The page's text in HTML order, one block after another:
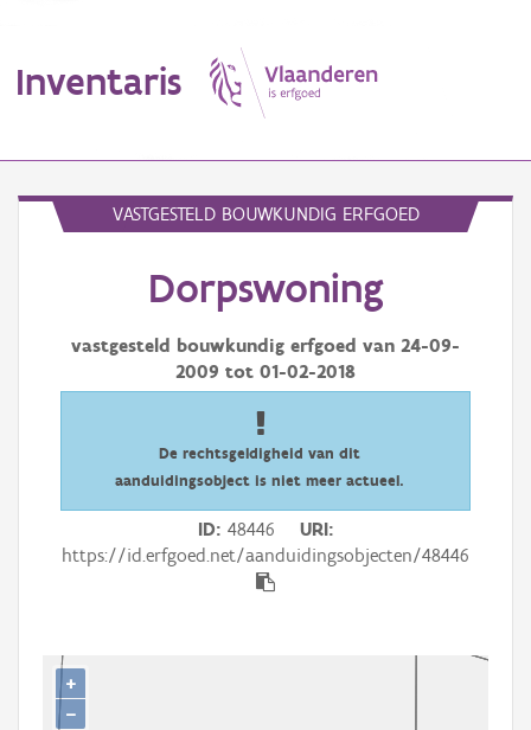
Inventaris
Aanduidingsobject
Waarneming
Persoon of collectief
Aanmelden
VASTGESTELD BOUWKUNDIG ERFGOED
Dorpswoning
vastgesteld bouwkundig erfgoed van 24-09-
2009 tot 01-02-2018
De rechtsgeldigheid van dit
aanduidingsobject is niet meer actueel.
ID 48446
URI
https://id.erfgoed.net/aanduidingsobjecten/48446
+
−